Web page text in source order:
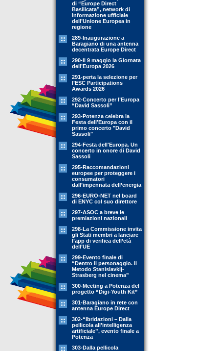
di “Europe Direct
Basilicata”, network di
informazione ufficiale
dell’Unione Europea in
regione
289-Inaugurazione a
Baragiano di una antenna
decentrata Europe Direct
290-Il 9 maggio la Giornata
dell’Europa 2026
291-perta la selezione per
l’ESC Participations
Awards 2026
292-Concerto per l’Europa
“David Sassoli”
293-Potenza celebra la
Festa dell'Europa con il
primo concerto "David
Sassoli"
294-Festa dell'Europa. Un
concerto in onore di David
Sassoli
295-Raccomandazioni
europee per proteggere i
consumatori
dall’impennata dell’energia
296-EURO-NET nel board
di ENYC col suo direttore
297-ASOC a breve le
premiazioni nazionali
298-La Commissione invita
gli Stati membri a lanciare
l’app di verifica dell’età
dell’UE
299-Evento finale di
“Dentro il personaggio. Il
Metodo Stanislavkij-
Strasberg nel cinema”
300-Meeting a Potenza del
progetto “Digi-Youth Kit”
301-Baragiano in rete con
antenna Europe Direct
302-“Ibridazioni – Dalla
pellicola all’intelligenza
artificiale”, evento finale a
Potenza
303-Dalla pellicola